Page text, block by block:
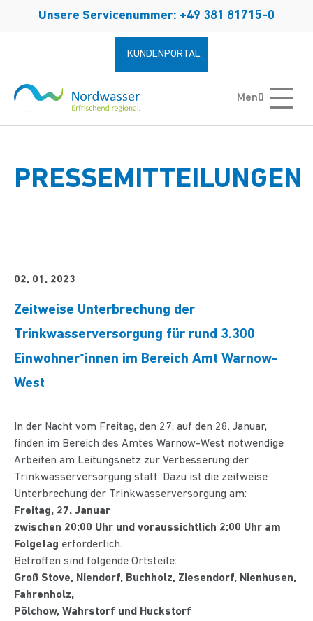
Unsere Servicenummer: +49 381 81715-0
KUNDENPORTAL
Menü
PRESSEMITTEILUNGEN
02. 01. 2023
Zeitweise Unterbrechung der
Trinkwasserversorgung für rund 3.300
Einwohner*innen im Bereich Amt Warnow-
West
In der Nacht vom Freitag, den 27. auf den 28. Januar,
finden im Bereich des Amtes Warnow-West notwendige
Arbeiten am Leitungsnetz zur Verbesserung der
Trinkwasserversorgung statt. Dazu ist die zeitweise
Unterbrechung der Trinkwasserversorgung am:
Freitag, 27. Januar
zwischen 20:00 Uhr und voraussichtlich 2:00 Uhr am
Folgetag erforderlich.
Betroffen sind folgende Ortsteile:
Groß Stove, Niendorf, Buchholz, Ziesendorf, Nienhusen,
Fahrenholz,
Pölchow, Wahrstorf und Huckstorf